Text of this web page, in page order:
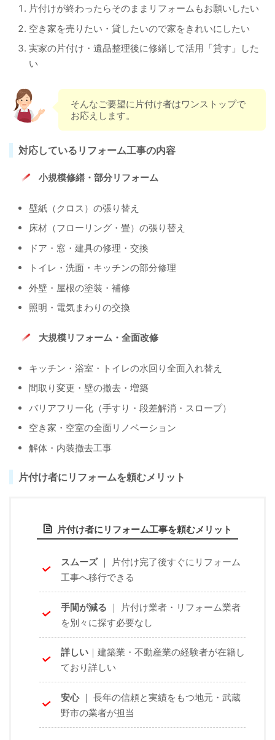
片付けが終わったらそのままリフォームもお願いしたい
空き家を売りたい・貸したいので家をきれいにしたい
実家の片付け・遺品整理後に修繕して活用「貸す」した
い
そんなご要望に片付け者はワンストップで
お応えします。
対応しているリフォーム工事の内容
小規模修繕・部分リフォーム
壁紙（クロス）の張り替え
床材（フローリング・畳）の張り替え
ドア・窓・建具の修理・交換
トイレ・洗面・キッチンの部分修理
外壁・屋根の塗装・補修
照明・電気まわりの交換
大規模リフォーム・全面改修
キッチン・浴室・トイレの水回り全面入れ替え
間取り変更・壁の撤去・増築
バリアフリー化（手すり・段差解消・スロープ）
空き家・空室の全面リノベーション
解体・内装撤去工事
片付け者にリフォームを頼むメリット
片付け者にリフォーム工事を頼むメリット
スムーズ｜ 片付け完了後すぐにリフォーム
工事へ移行できる
手間が減る ｜ 片付け業者・リフォーム業者
を別々に探す必要なし
詳しい ｜建築業・不動産業の経験者が在籍し
ており詳しい
安心｜ 長年の信頼と実績をもつ地元・武蔵
野市の業者が担当